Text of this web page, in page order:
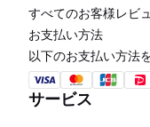
すべてのお客様レビ
お支払い方法
以下のお支払い方法
サービス